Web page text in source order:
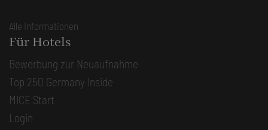
Alle Informationen
Für Hotels
Bewerbung zur Neuaufnahme
Top 250 Germany Inside
MICE Start
Login